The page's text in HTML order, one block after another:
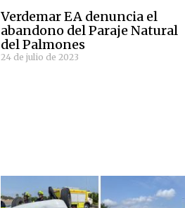
Verdemar EA denuncia el
abandono del Paraje Natural
del Palmones
24 de julio de 2023